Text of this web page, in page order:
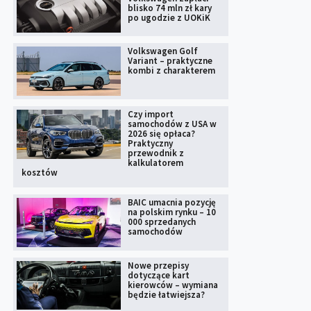
blisko 74 mln zł kary
po ugodzie z UOKiK
Volkswagen Golf
Variant – praktyczne
kombi z charakterem
Czy import
samochodów z USA w
2026 się opłaca?
Praktyczny
przewodnik z
kalkulatorem
kosztów
BAIC umacnia pozycję
na polskim rynku – 10
000 sprzedanych
samochodów
Nowe przepisy
dotyczące kart
kierowców – wymiana
będzie łatwiejsza?